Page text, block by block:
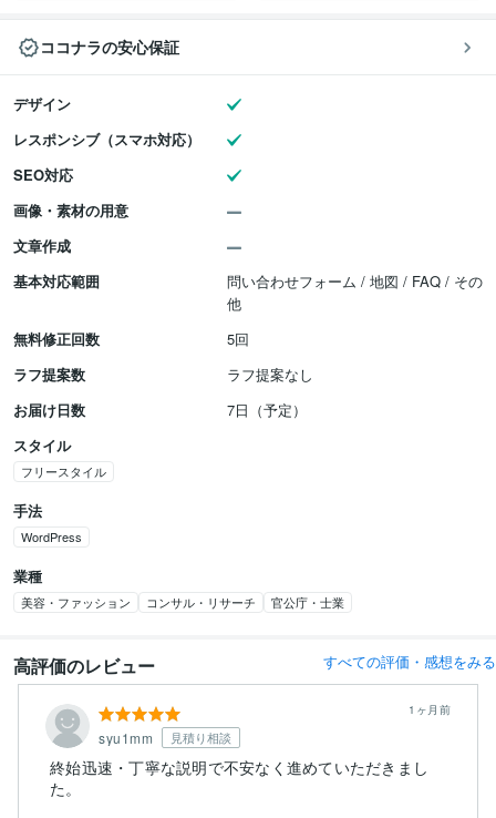
ココナラの安心保証
デザイン
レスポンシブ（スマホ対応）
SEO対応
画像・素材の用意
文章作成
基本対応範囲
問い合わせフォーム / 地図 / FAQ / その
他
無料修正回数
5回
ラフ提案数
ラフ提案なし
お届け日数
7日（予定）
スタイル
フリースタイル
手法
WordPress
業種
美容・ファッション コンサル・リサーチ 官公庁・士業
高評価のレビュー すべての評価・感想をみる
syu1mm 見積り相談
1ヶ月前
終始迅速・丁寧な説明で不安なく進めていただきまし
た。